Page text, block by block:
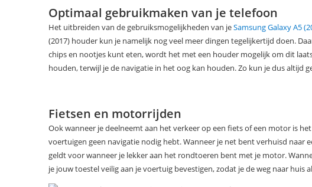
Optimaal gebruikmaken van je telefoon
Het uitbreiden van de gebruiksmogelijkheden van jeSamsung Galaxy A5
(2017) houder kun je namelijk nog veel meer dingen tegelijkertijd doen.
chips en nootjes kunt eten, wordt het met een houder mogelijk om dit
houden, terwijl je de navigatie in het oog kan houden. Zo kun je dus altijd
Fietsen en motorrijden
Ook wanneer je deelneemt aan het verkeer op een fiets of een motor is
voertuigen geen navigatie nodig hebt. Wanneer je net bent verhuisd naar
geldt voor wanneer je lekker aan het rondtoeren bent met je motor.
je jouw toestel veilig aan je voertuig bevestigen, zodat je de weg naar huis